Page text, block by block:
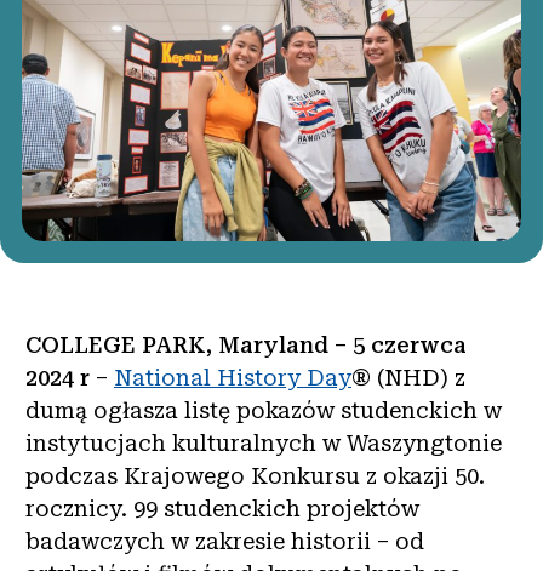
COLLEGE PARK, Maryland – 5 czerwca
2024 r – National History Day® (NHD) z
dumą ogłasza listę pokazów studenckich w
instytucjach kulturalnych w Waszyngtonie
podczas Krajowego Konkursu z okazji 50.
rocznicy. 99 studenckich projektów
badawczych w zakresie historii – od